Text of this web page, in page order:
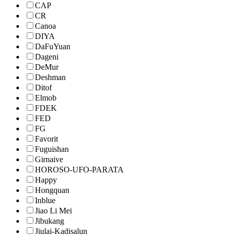
CAP
CR
Canoa
DIYA
DaFuYuan
Dageni
DeMur
Deshman
Ditof
Elmob
FDEK
FED
FG
Favorit
Fuguishan
Girnaive
HOROSO-UFO-PARATA
Happy
Hongquan
Inblue
Jiao Li Mei
Jibukang
Jiulai-Kadisalun